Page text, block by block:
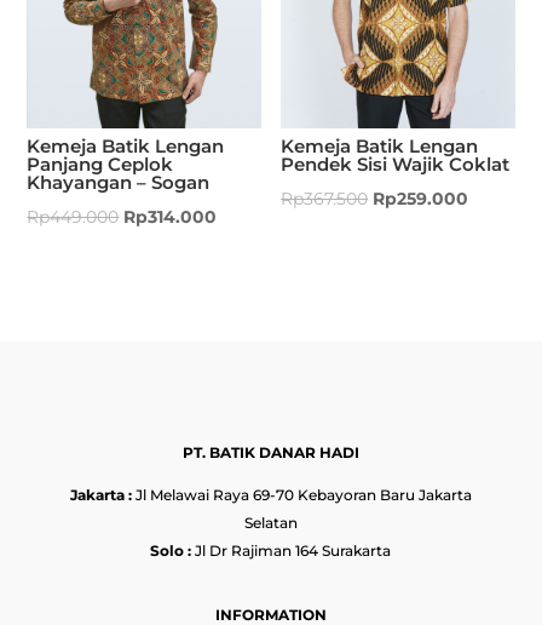
Kemeja Batik Lengan
Panjang Ceplok
Khayangan – Sogan
Rp449.000 Rp314.000
Kemeja Batik Lengan
Pendek Sisi Wajik Coklat
Rp367.500 Rp259.000
PT. BATIK DANAR HADI
Jakarta :Jl Melawai Raya 69-70 Kebayoran Baru Jakarta
Selatan
Solo : Jl Dr Rajiman 164 Surakarta
INFORMATION